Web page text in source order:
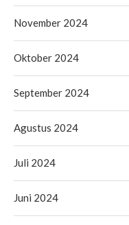
November 2024
Oktober 2024
September 2024
Agustus 2024
Juli 2024
Juni 2024